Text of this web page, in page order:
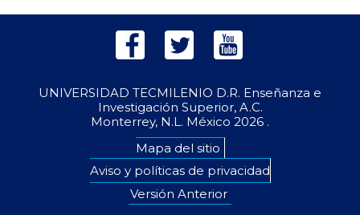
UNIVERSIDAD TECMILENIO D.R. Enseñanza e
Investigación Superior, A.C.
Monterrey, N.L. México 2026 .
Mapa del sitio
Aviso y políticas de privacidad
Versión Anterior